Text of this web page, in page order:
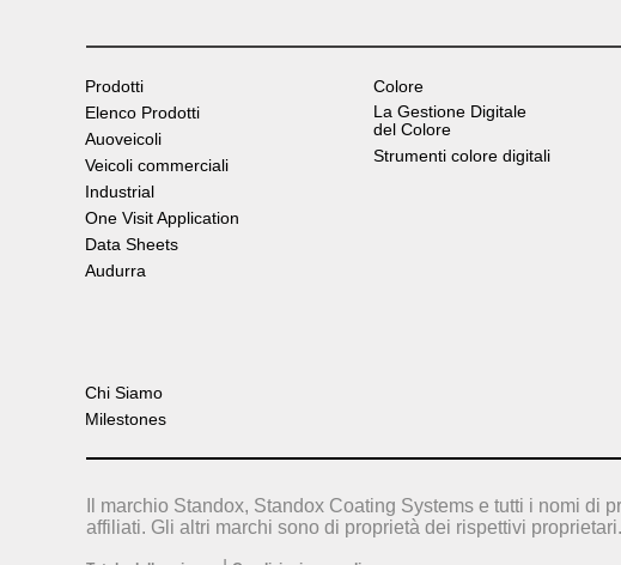
Prodotti
Elenco Prodotti
Auoveicoli
Veicoli commerciali
Industrial
One Visit Application
Data Sheets
Audurra
Colore
La Gestione Digitale
del Colore
Strumenti colore digitali
Chi Siamo
Milestones
Il marchio Standox, Standox Coating Systems e tutti i nomi
affiliati. Gli altri marchi sono di proprietà dei rispettivi proprietari.